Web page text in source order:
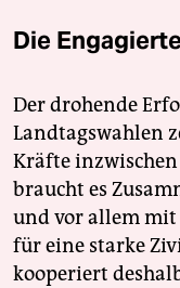
Die
Der drohende
Landtagswahlen
Kräfte
braucht es
und vor allem mit
für eine starke
kooperiert